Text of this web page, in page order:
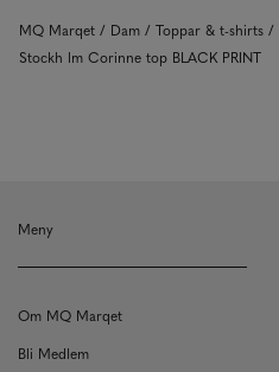
MQ Marqet Dam Toppar & t-shirts
Stockh lm Corinne top BLACK PRINT
Meny
Om MQ Marqet
Bli Medlem